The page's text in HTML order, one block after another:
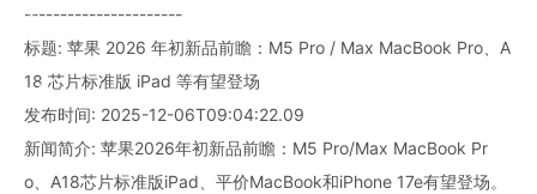
----------------------
标题: 苹果 2026 年初新品前瞻：M5 Pro / Max MacBook Pro、A
18 芯片标准版 iPad 等有望登场
发布时间: 2025-12-06T09:04:22.09
新闻简介: 苹果2026年初新品前瞻：M5 Pro/Max MacBook Pr
o、A18芯片标准版iPad、平价MacBook和iPhone 17e有望登场。